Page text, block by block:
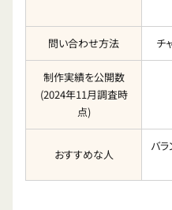
問い合わせ方法 チ
制作実績を公開数
(2024年11月調査時
点)
おすすめな人
バ